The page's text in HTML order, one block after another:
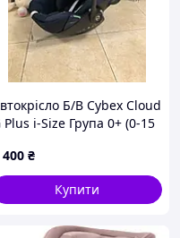
Б/В Cybex Cloud
Plus i-Size Група 0+ (0-15
₴
Купити